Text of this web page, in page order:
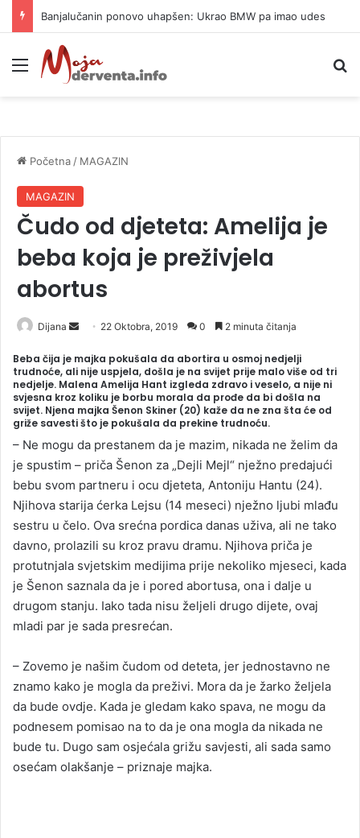
Banjalučanin ponovo uhapšen: Ukrao BMW pa imao udes
Meni
Početna / MAGAZIN
MAGAZIN
Čudo od djeteta: Amelija je
beba koja je preživjela
abortus
Dijana
n
d
a
n
e
m
a
i
22 Oktobra, 2019 0 2 minuta čitanja
Beba čija je majka pokušala da abortira u osmoj nedjelji
trudnoće, ali nije uspjela, došla je na svijet prije malo više od tri
nedjelje. Malena Amelija Hant izgleda zdravo i veselo, a nije ni
svjesna kroz koliku je borbu morala da prođe da bi došla na
svijet. Njena majka Šenon Skiner (20) kaže da ne zna šta će od
griže savesti što je pokušala da prekine trudnoću.
– Ne mogu da prestanem da je mazim, nikada ne želim da
je spustim – priča Šenon za „Dejli Mejl“ nježno predajući
bebu svom partneru i ocu djeteta, Antoniju Hantu (24).
Njihova starija ćerka Lejsu (14 meseci) nježno ljubi mlađu
sestru u čelo. Ova srećna pordica danas uživa, ali ne tako
davno, prolazili su kroz pravu dramu. Njihova priča je
protutnjala svjetskim medijima prije nekoliko mjeseci, kada
je Šenon saznala da je i pored abortusa, ona i dalje u
drugom stanju. Iako tada nisu željeli drugo dijete, ovaj
mladi par je sada presrećan.
– Zovemo je našim čudom od deteta, jer jednostavno ne
znamo kako je mogla da preživi. Mora da je žarko željela
da bude ovdje. Kada je gledam kako spava, ne mogu da
podnesem pomisao na to da je ona mogla da nikada ne
bude tu. Dugo sam osjećala grižu savjesti, ali sada samo
osećam olakšanje – priznaje majka.